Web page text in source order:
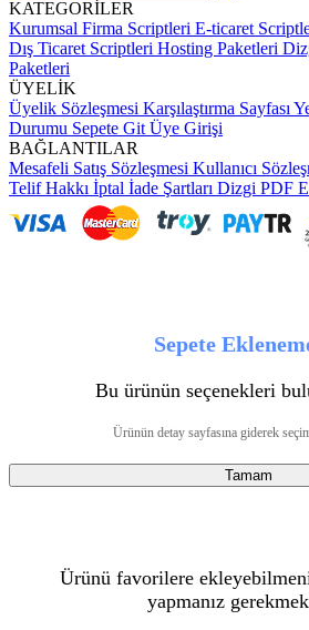
KATEGORİLER
Kurumsal Firma Scriptleri E-ticaret
Dış Ticaret Scriptleri Hosting Paketleri
Paketleri
ÜYELİK
Üyelik Sözleşmesi Karşılaştırma Sayfası
Durumu Sepete Git Üye Girişi
BAĞLANTILAR
Mesafeli Satış Sözleşmesi Kullanıcı
Telif Hakkı İptal İade Şartları Dizgi PDF
Sepete
Bu ürünün seçenekleri
Ürünün detay sayfasına giderek seçim
Tamam
Ürünü favorilere
yapmanız